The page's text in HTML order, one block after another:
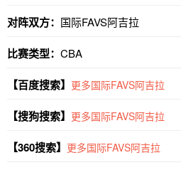
对阵双方： 国际FAVS阿吉拉
比赛类型： CBA
【百度搜索】 更多国际FAVS阿吉拉
【搜狗搜索】 更多国际FAVS阿吉拉
【360搜索】 更多国际FAVS阿吉拉